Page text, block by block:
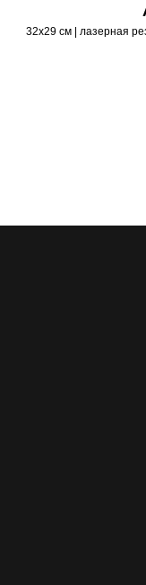
32х29 см | лазерная